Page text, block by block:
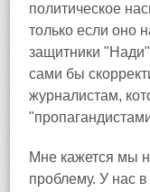
политическое
только если оно
защитники "Нади"
сами бы
журналистам,
Мне кажется мы
проблему. У нас